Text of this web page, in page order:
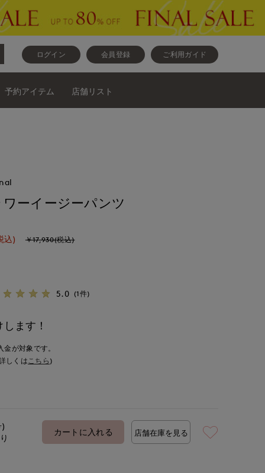
ログイン 会員登録 ご利用ガイド
予約アイテム 店舗リスト
ーイージーパンツ
込) ￥17,930(税込)
5.0 (1件)
ます！
が対象です。
しくはこちら )
カートに入れる 店舗在庫を見る